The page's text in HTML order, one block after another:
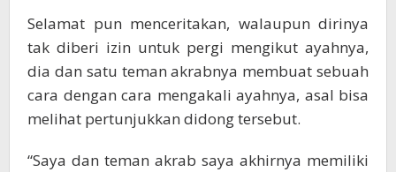
Selamat pun menceritakan, walaupun dirinya
tak diberi izin untuk pergi mengikut ayahnya,
dia dan satu teman akrabnya membuat sebuah
cara dengan cara mengakali ayahnya, asal bisa
melihat pertunjukkan didong tersebut.
“Saya dan teman akrab saya akhirnya memiliki